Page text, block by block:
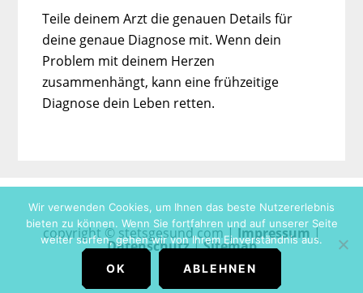
Teile deinem Arzt die genauen Details für
deine genaue Diagnose mit. Wenn dein
Problem mit deinem Herzen
zusammenhängt, kann eine frühzeitige
Diagnose dein Leben retten.
copyright © stetsgesund.com |Impressum|
Datenschutz|Sitemap
Wir verwenden Cookies, um Ihnen das beste Nutzererlebnis
bieten zu können. Wenn Sie fortfahren und auf unserer Seite
weiter surfen, gehen wir von Ihrem Einverständnis aus.
OK ABLEHNEN